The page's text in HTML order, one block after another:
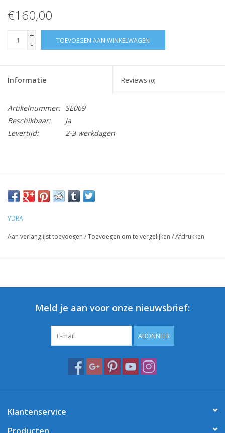
€160,00
+
-
TOEVOEGEN AAN WINKELWAGEN
Informatie Reviews (0)
Artikelnummer: SE069
Beschikbaar:
Ja
Levertijd:
2-3 werkdagen
YDRA
Aan verlanglijst toevoegen /Toevoegen om te vergelijken /Afdrukken
Meld je aan voor onze nieuwsbrief:
ABONNEER
Klantenservice